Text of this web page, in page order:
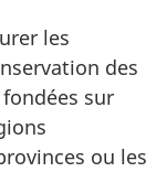
les
des
sur
ou les